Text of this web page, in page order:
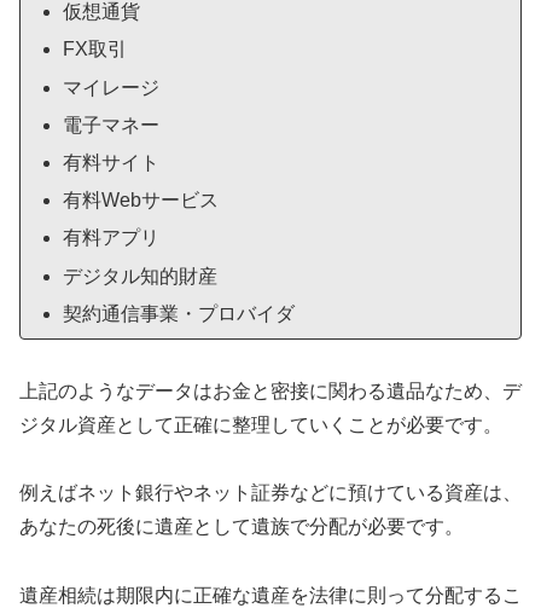
仮想通貨
FX取引
マイレージ
電子マネー
有料サイト
有料Webサービス
有料アプリ
デジタル知的財産
契約通信事業・プロバイダ
上記のようなデータはお金と密接に関わる遺品なため、デ
ジタル資産として正確に整理していくことが必要です。
例えばネット銀行やネット証券などに預けている資産は、
あなたの死後に遺産として遺族で分配が必要です。
遺産相続は期限内に正確な遺産を法律に則って分配するこ